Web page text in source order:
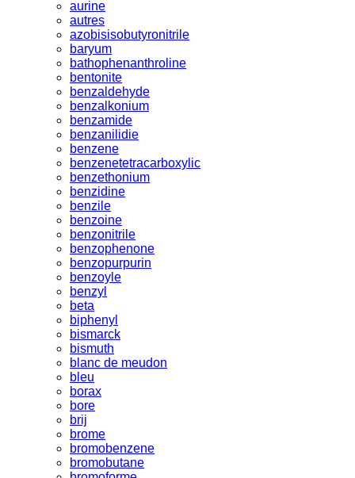
aurine
autres
azobisisobutyronitrile
baryum
bathophenanthroline
bentonite
benzaldehyde
benzalkonium
benzamide
benzanilidie
benzene
benzenetetracarboxylic
benzethonium
benzidine
benzile
benzoine
benzonitrile
benzophenone
benzopurpurin
benzoyle
benzyl
beta
biphenyl
bismarck
bismuth
blanc de meudon
bleu
borax
bore
brij
brome
bromobenzene
bromobutane